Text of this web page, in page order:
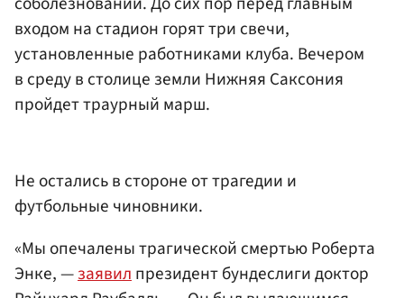
входом на стадион горят три свечи,
установленные работниками клуба. Вечером
в среду в столице земли Нижняя Саксония
пройдет траурный марш.
Не остались в стороне от трагедии и
футбольные чиновники.
«Мы опечалены трагической смертью Роберта
Энке, —заявилпрезидент бундеслиги доктор